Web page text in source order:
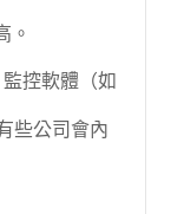
。
控軟體（如
些公司會內